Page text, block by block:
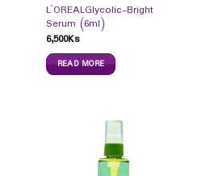
L`OREALGlycolic-Bright
Serum (6ml)
6,500Ks
READ MORE